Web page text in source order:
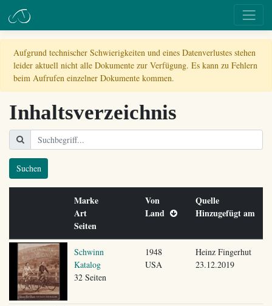
Aufgrund technischer Schwierigkeiten und eines Datenverlustes stehen
leider aktuell nicht alle Dokumente zur Verfügung. Es kann zu Fehlern
beim Aufrufen einzelner Dokumente kommen.
Inhaltsverzeichnis
Suchen
Marke
Art
Seiten
Von
Land
Quelle
Hinzugefügt am
Schwinn
Katalog
32 Seiten
1948
USA
Heinz Fingerhut
23.12.2019